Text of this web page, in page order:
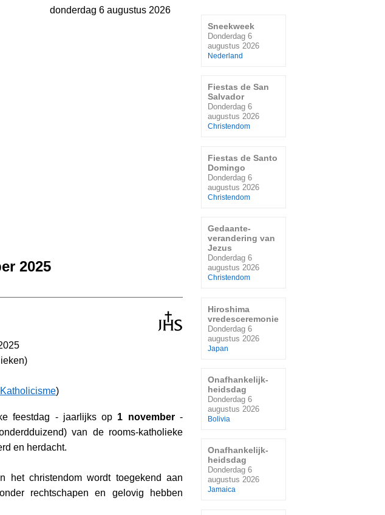
donderdag 6 augustus 2026
2025
)
feestdag - jaarlijks op 1 november-
van de rooms-katholieke
en herdacht.
christendom wordt toegekend aan
rechtschapen en gelovig hebben
Sneekweek
Donderdag 6
augustus 2026
Nederland
Fiestas de San
Salvador
Donderdag 6
augustus 2026
Christendom
Fiestas de Santo
Domingo
Donderdag 6
augustus 2026
Christendom
Gedaante-
verandering van
Jezus
Donderdag 6
augustus 2026
Christendom
Hiroshima
vredesceremonie
Donderdag 6
augustus 2026
Japan
Onafhankelijk-
heidsdag
Donderdag 6
augustus 2026
Bolivia
Onafhankelijk-
heidsdag
Donderdag 6
augustus 2026
Jamaica